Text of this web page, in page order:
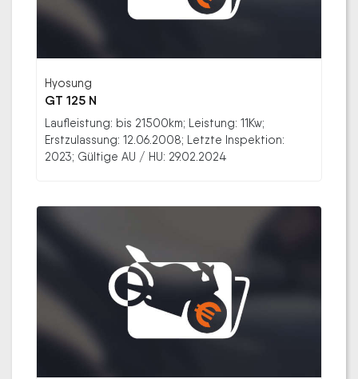
Hyosung
GT 125 N
Laufleistung: bis 21500km; Leistung: 11Kw;
Erstzulassung: 12.06.2008; Letzte Inspektion:
2023; Gültige AU / HU: 29.02.2024